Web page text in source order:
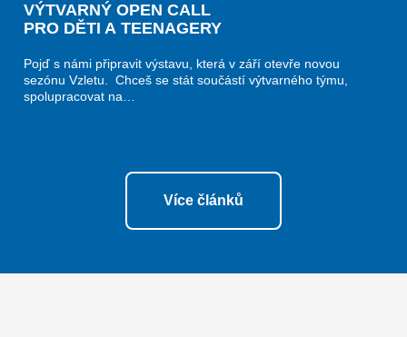
VÝTVARNÝ OPEN CALL
PRO DĚTI A TEENAGERY
Pojď s námi připravit výstavu, která v září otevře novou
sezónu Vzletu. Chceš se stát součástí výtvarného týmu,
spolupracovat na…
Více článků